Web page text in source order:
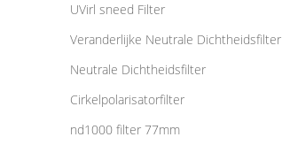
UVirl sneed Filter
Veranderlijke Neutrale Dichtheidsfilter
Neutrale Dichtheidsfilter
Cirkelpolarisatorfilter
nd1000 filter 77mm